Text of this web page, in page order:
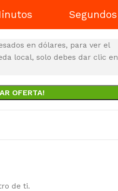
Segundos
en dólares, para ver el
local, solo debes dar clic en
OFERTA!
de ti.